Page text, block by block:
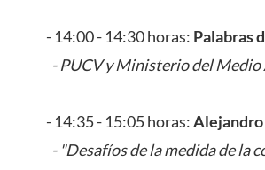
- 14:00 - 14:30 horas: Palabras
- PUCV y Ministerio del
- 14:35 - 15:05 horas:Alejandro
- "Desafíos de la medida de la